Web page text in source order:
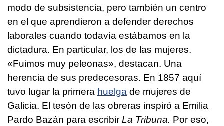
modo de subsistencia, pero también un centro
en el que aprendieron a defender derechos
laborales cuando todavía estábamos en la
dictadura. En particular, los de las mujeres.
«Fuimos muy peleonas», destacan. Una
herencia de sus predecesoras. En 1857 aquí
tuvo lugar la primera huelga de mujeres de
Galicia. El tesón de las obreras inspiró a Emilia
Pardo Bazán para escribir La Tribuna. Por eso,